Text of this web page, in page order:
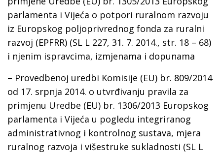
parlamenta i Vijeća o potpori ruralnom razvoju
iz Europskog poljoprivrednog fonda za ruralni
razvoj (EPFRR) (SL L 227, 31. 7. 2014., str. 18 – 68)
i njenim ispravcima, izmjenama i dopunama
– Provedbenoj uredbi Komisije (EU) br. 809/2014
оd 17. srpnja 2014. o utvrđivanju pravila za
primjenu Uredbe (EU) br. 1306/2013 Europskog
parlamenta i Vijeća u pogledu integriranog
administrativnog i kontrolnog sustava, mjera
ruralnog razvoja i višestruke sukladnosti (SL L